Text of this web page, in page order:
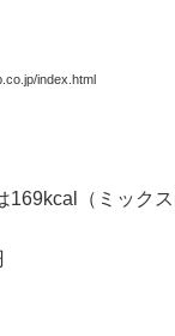
index.html
169kcal（ミックス